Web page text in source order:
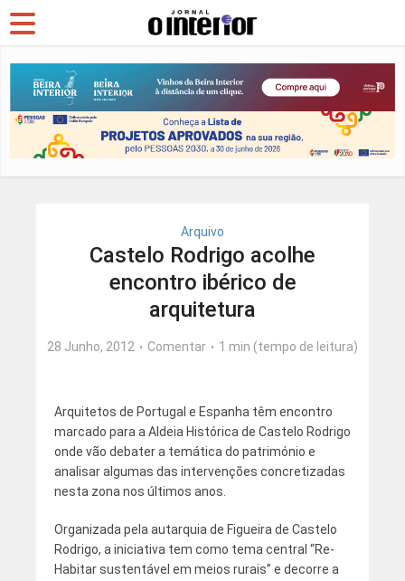
Arquivo
Castelo Rodrigo acolhe
encontro ibérico de
arquitetura
28 Junho, 2012 Comentar 1 min (tempo de leitura)
Arquitetos de Portugal e Espanha têm encontro
marcado para a Aldeia Histórica de Castelo Rodrigo
onde vão debater a temática do património e
analisar algumas das intervenções concretizadas
nesta zona nos últimos anos.
Organizada pela autarquia de Figueira de Castelo
Rodrigo, a iniciativa tem como tema central “Re-
Habitar sustentável em meios rurais” e decorre a